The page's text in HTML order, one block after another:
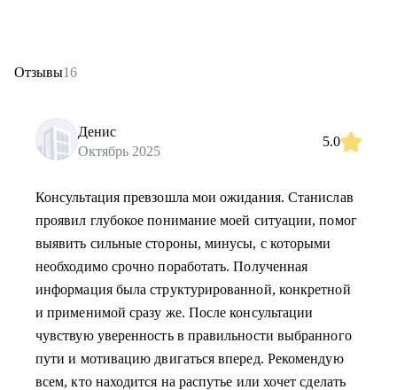
Отзывы16
Денис
Октябрь 2025
5.0
Консультация превзошла мои ожидания. Станислав
проявил глубокое понимание моей ситуации, помог
выявить сильные стороны, минусы, c которыми
необходимо срочно поработать. Полученная
информация была структурированной, конкретной
и применимой сразу же. После консультации
чувствую уверенность в правильности выбранного
пути и мотивацию двигаться вперед. Рекомендую
всем, кто находится на распутье или хочет сделать